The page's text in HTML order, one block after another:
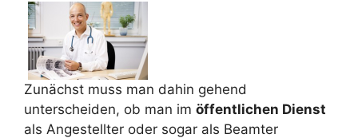
Zunächst muss man dahin gehend
unterscheiden, ob man im öffentlichen Dienst
als Angestellter oder sogar als Beamter